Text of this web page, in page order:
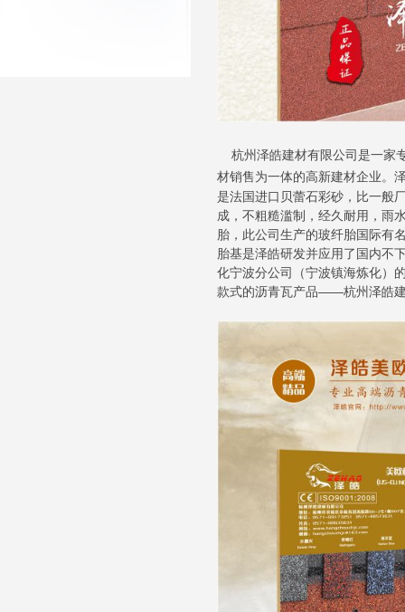
杭州泽皓建材有限公司是一家
材销售为一体的高新建材企业。
是法国进口贝蕾石彩砂，比一般
成，不粗糙滥制，经久耐用，雨
胎，此公司生产的玻纤胎国际有
胎基是泽皓研发并应用了国内不
化宁波分公司（宁波镇海炼化）
款式的沥青瓦产品——杭州泽皓